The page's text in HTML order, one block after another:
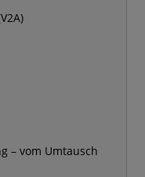
– vom Umtausch